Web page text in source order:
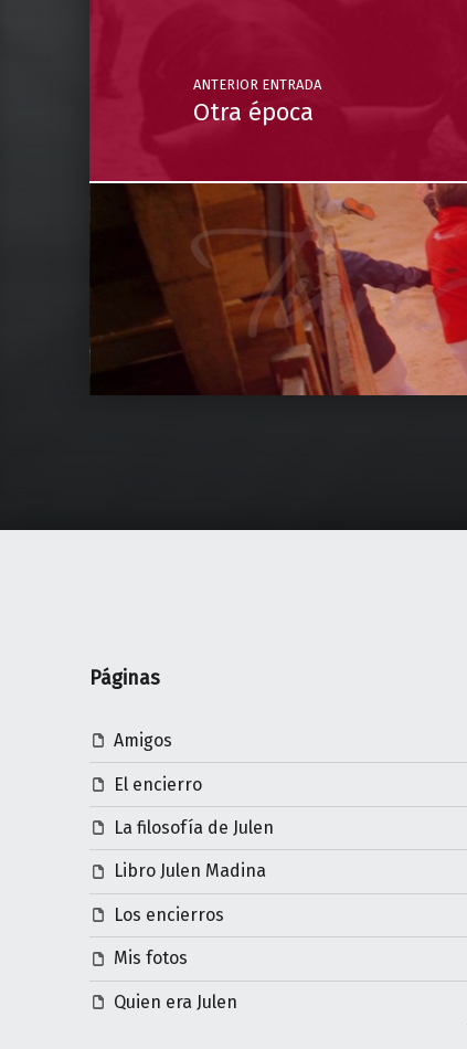
ANTERIOR ENTRADA
Otra época
Páginas
Amigos
El encierro
La filosofía de Julen
Libro Julen Madina
Los encierros
Mis fotos
Quien era Julen